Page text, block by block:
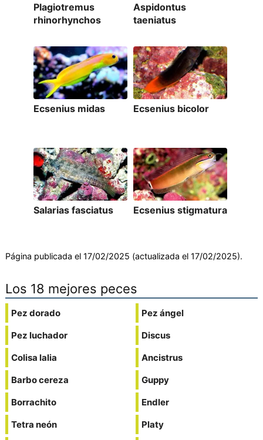
Plagiotremus
rhinorhynchos
Aspidontus
taeniatus
Ecsenius midas Ecsenius bicolor
Salarias fasciatus Ecsenius stigmatura
Página publicada el 17/02/2025 (actualizada el 17/02/2025).
Los 18 mejores peces
Pez dorado
Pez luchador
Colisa lalia
Barbo cereza
Borrachito
Tetra neón
Pez ángel
Discus
Ancistrus
Guppy
Endler
Platy